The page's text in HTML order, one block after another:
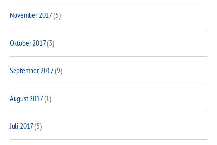
November 2017(5)
Oktober 2017(3)
September 2017(9)
August 2017(1)
Juli 2017(5)